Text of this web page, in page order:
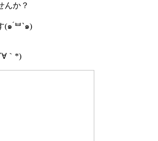
んか？
(๑ ́ᄇ`๑)
｀*)